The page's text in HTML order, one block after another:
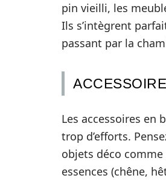
pin vieilli, les
Ils s’intègrent
passant par la
Les accessoires en
trop d’efforts.
objets déco
essences (chêne,